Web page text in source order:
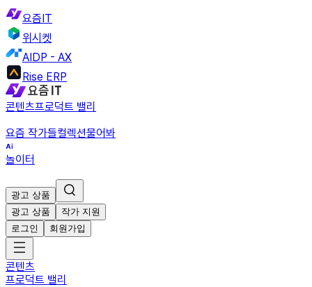
요즘IT
위시켓
AIDP - AX
Rise ERP
콘텐츠프로덕트 밸리
요즘 작가들컬렉션물어봐
놀이터
광고 상품
광고 상품
작가 지원
로그인
회원가입
콘텐츠
프로덕트 밸리